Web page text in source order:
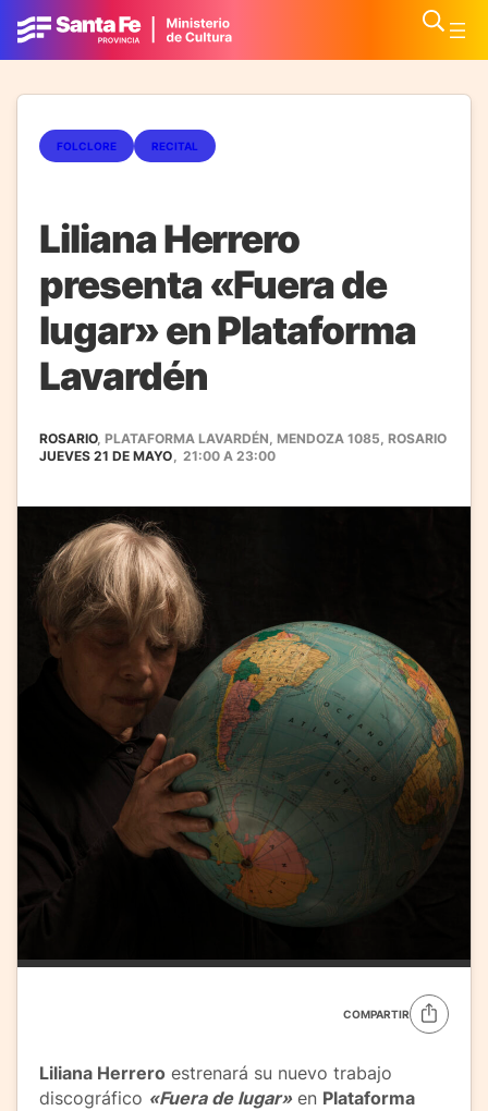
FOLCLORE RECITAL
Liliana Herrero
presenta «Fuera de
lugar» en Plataforma
Lavardén
ROSARIO, PLATAFORMA LAVARDÉN, MENDOZA 1085, ROSARIO
JUEVES 21 DE MAYO, 21:00 A 23:00
COMPARTIR
Liliana Herrero estrenará su nuevo trabajo
discográfico «Fuera de lugar»en Plataforma